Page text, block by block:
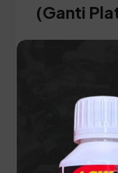
(Ganti
Setiap lima
melakukan
STNK asli
KTP asli
SKPD asli